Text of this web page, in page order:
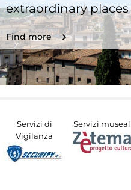
extraordinary
Find more
Servizi di
Vigilanza
Servizi